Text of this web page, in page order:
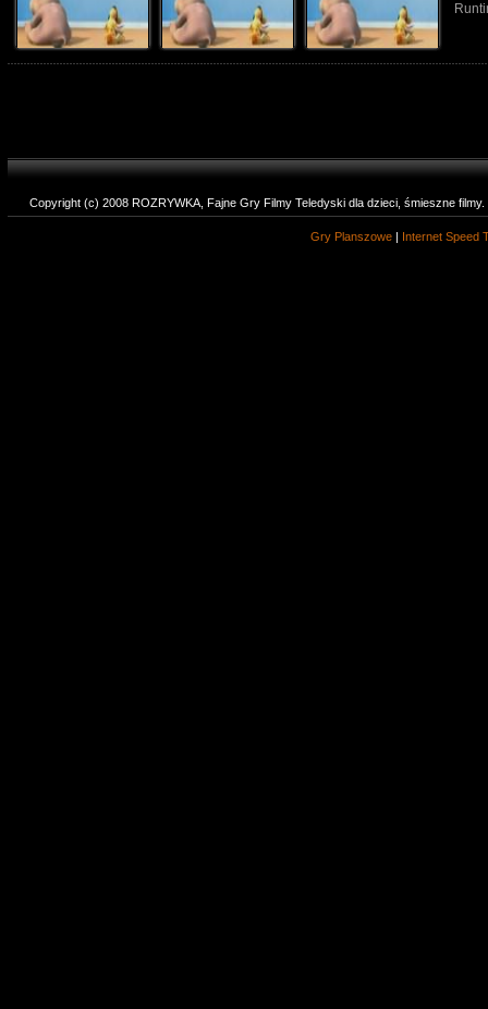
Copyright (c) 2008 ROZRYWKA, Fajne Gry Filmy Teledyski dla dzieci, śmieszne
Gry Planszowe | Internet Speed